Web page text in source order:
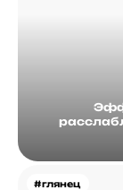
#глянец